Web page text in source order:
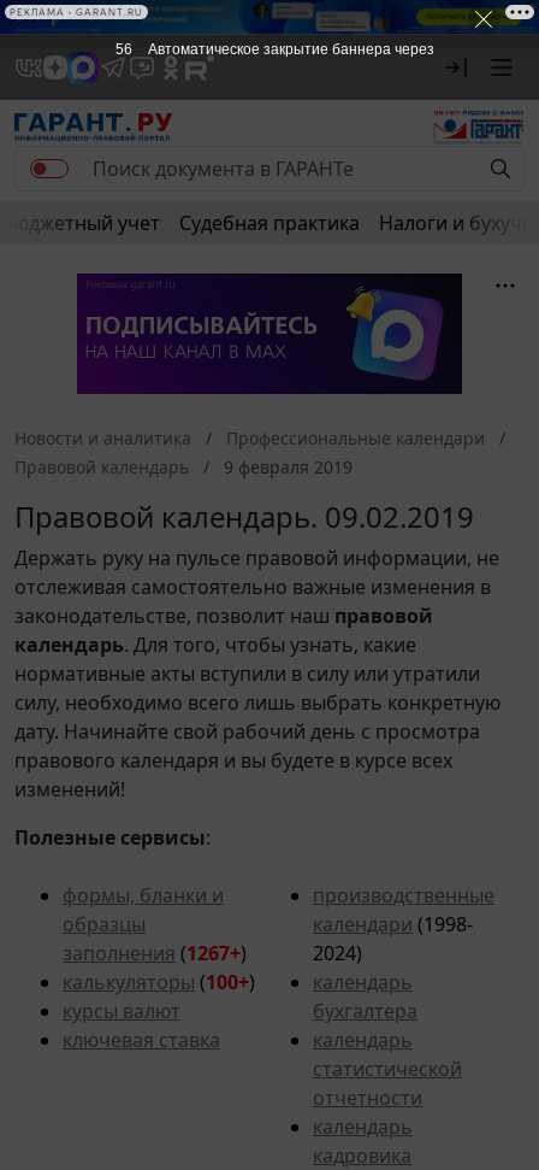
Бюджетный учет Судебная практика Налоги и
Новости и аналитика
Профессиональные календари
Правовой календарь
9 февраля 2019
Правовой календарь. 09.02.2019
Держать руку на пульсе правовой информации, не
отслеживая самостоятельно важные изменения в
законодательстве, позволит наш правовой
календарь. Для того, чтобы узнать, какие
нормативные акты вступили в силу или утратили
силу, необходимо всего лишь выбрать конкретную
дату. Начинайте свой рабочий день с просмотра
правового календаря и вы будете в курсе всех
изменений!
Полезные сервисы:
формы, бланки и
образцы
заполнения (1267+)
калькуляторы (100+)
курсы валют
ключевая ставка
производственные
календари (1998-
2024)
календарь
бухгалтера
календарь
статистической
отчетности
календарь
кадровика
55 Автоматическое закрытие баннера через
РЕКЛАМА • GARANT.RU